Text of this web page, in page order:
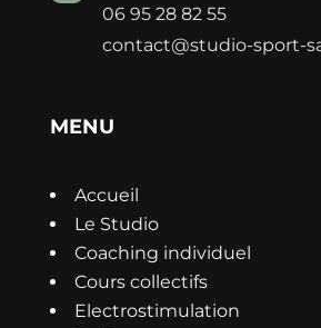
06 95 28 82 55
contact@studio-sport-
MENU
Accueil
Le Studio
Coaching individuel
Cours collectifs
Electrostimulation